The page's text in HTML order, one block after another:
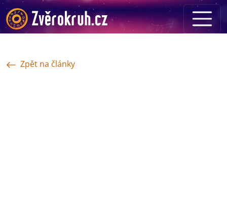
Zpět na články